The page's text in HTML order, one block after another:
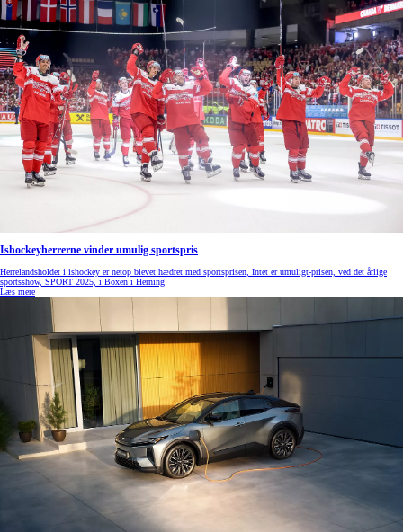
Ishockeyherrerne vinder umulig sportspris
Herrelandsholdet i ishockey er netop blevet hædret med sportsprisen, Intet er umuligt-prisen, ved det årlige
sportsshow, SPORT 2025, i Boxen i Herning
Læs mere